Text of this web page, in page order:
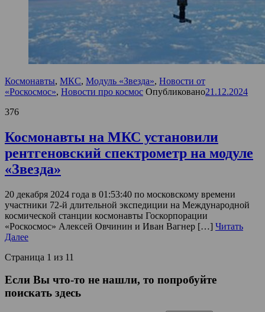
Космонавты, МКС, Модуль «Звезда», Новости от
«Роскосмос», Новости про космос Опубликовано21.12.2024
376
Космонавты на МКС установили
рентгеновский спектрометр на модуле
«Звезда»
20 декабря 2024 года в 01:53:40 по московскому времени
участники 72-й длительной экспедиции на Международной
космической станции космонавты Госкорпорации
«Роскосмос» Алексей Овчинин и Иван Вагнер […] Читать
Далее
Страница 1 из 11
Если Вы что-то не нашли, то попробуйте
поискать здесь